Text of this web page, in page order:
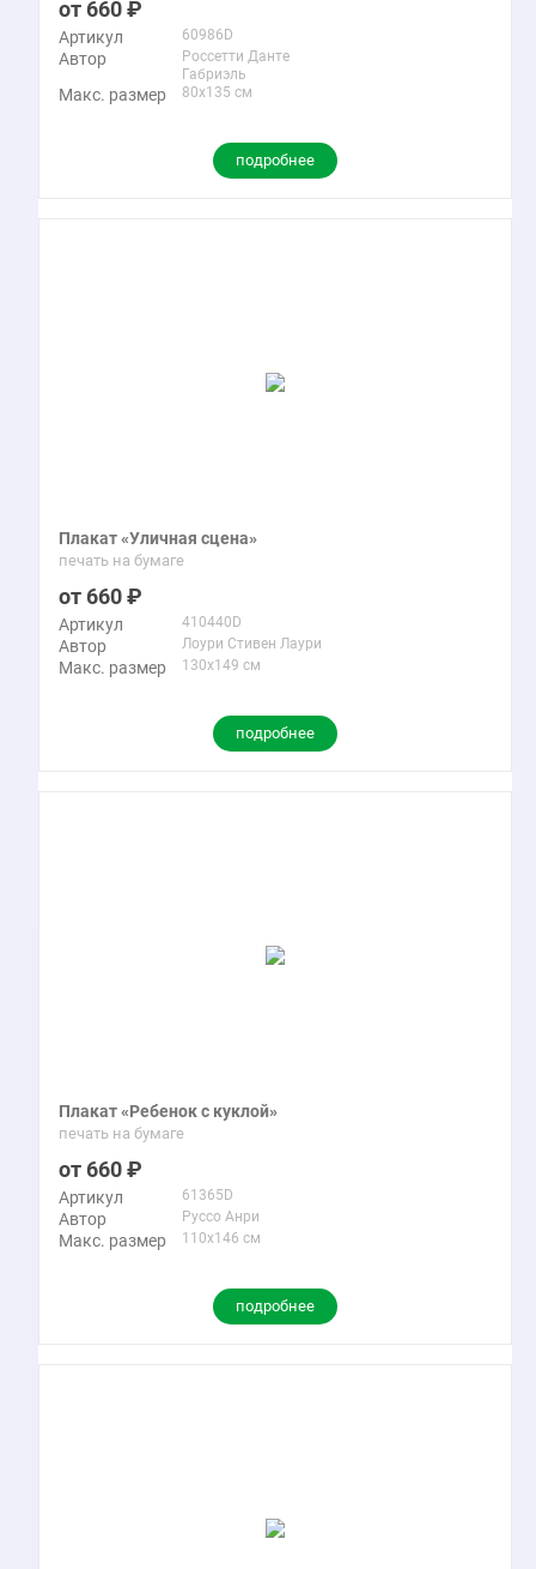
660
Артикул 60986D
Автор
Россетти Данте
Габриэль
Макс. размер 80x135 см
подробнее
Плакат «Уличная сцена»
печать на бумаге
660
Артикул 410440D
Автор Лоури Стивен Лаури
Макс. размер 130x149 см
подробнее
Плакат «Ребенок с куклой»
печать на бумаге
660
Артикул 61365D
Автор Руссо Анри
Макс. размер 110x146 см
подробнее